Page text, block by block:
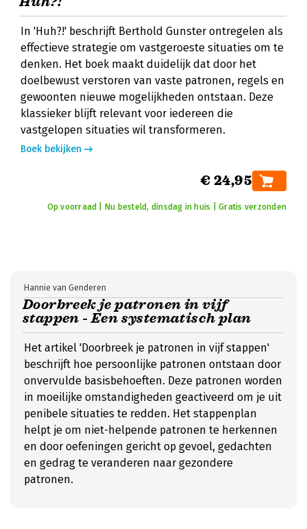
In 'Huh?!' beschrijft Berthold Gunster ontregelen als
effectieve strategie om vastgeroeste situaties om te
denken. Het boek maakt duidelijk dat door het
doelbewust verstoren van vaste patronen, regels en
gewoonten nieuwe mogelijkheden ontstaan. Deze
klassieker blijft relevant voor iedereen die
vastgelopen situaties wil transformeren.
Boek bekijken
€ 24,95
Op voorraad | Nu besteld, dinsdag in huis | Gratis verzonden
Doorbreek je patronen in vijf
stappen - Een systematisch plan
Hannie van Genderen
Het artikel 'Doorbreek je patronen in vijf stappen'
beschrijft hoe persoonlijke patronen ontstaan door
onvervulde basisbehoeften. Deze patronen worden
in moeilijke omstandigheden geactiveerd om je uit
penibele situaties te redden. Het stappenplan
helpt je om niet-helpende patronen te herkennen
en door oefeningen gericht op gevoel, gedachten
en gedrag te veranderen naar gezondere
patronen.